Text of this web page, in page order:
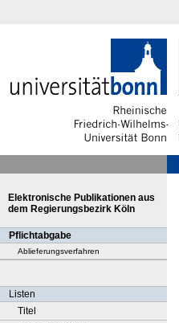
Elektronische Publikationen aus
dem Regierungsbezirk Köln
Pflichtabgabe
Ablieferungsverfahren
Listen
Titel